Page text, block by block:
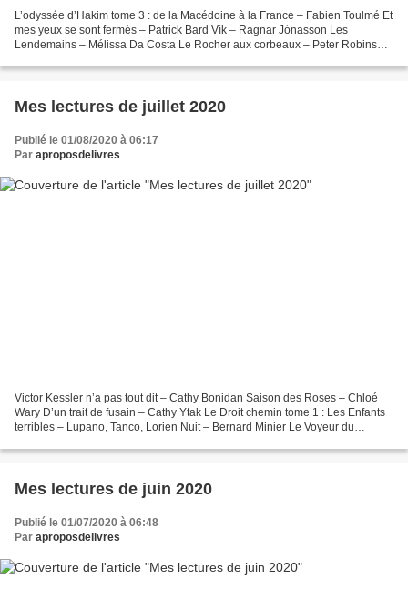
L’odyssée d’Hakim tome 3 : de la Macédoine à la France – Fabien Toulmé Et
mes yeux se sont fermés – Patrick Bard Vík – Ragnar Jónasson Les
Lendemains – Mélissa Da Costa Le Rocher aux corbeaux – Peter Robinson
Mes lectures de juillet 2020
Publié le 01/08/2020 à 06:17
Par aproposdelivres
Victor Kessler n’a pas tout dit – Cathy Bonidan Saison des Roses – Chloé
Wary D’un trait de fusain – Cathy Ytak Le Droit chemin tome 1 : Les Enfants
terribles – Lupano, Tanco, Lorien Nuit – Bernard Minier Le Voyeur du
Mes lectures de juin 2020
Publié le 01/07/2020 à 06:48
Par aproposdelivres